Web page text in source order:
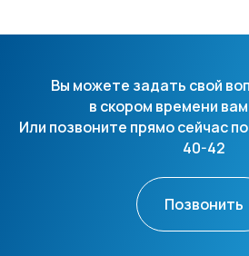
Вы можете задать свой
в скором времени
Или позвоните прямо сейчас
40-42
Позвонить